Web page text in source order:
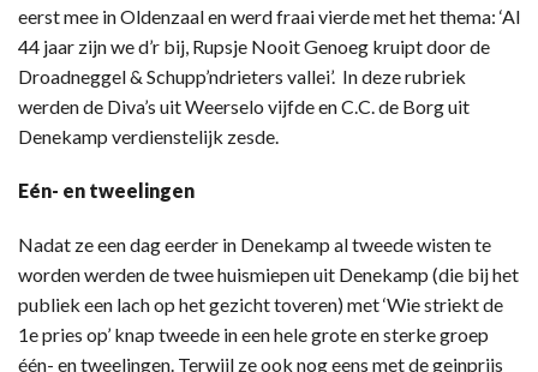
eerst mee in Oldenzaal en werd fraai vierde met het thema: ‘Al
44 jaar zijn we d’r bij, Rupsje Nooit Genoeg kruipt door de
Droadneggel & Schupp’ndrieters vallei’. In deze rubriek
werden de Diva’s uit Weerselo vijfde en C.C. de Borg uit
Denekamp verdienstelijk zesde.
Eén- en tweelingen
Nadat ze een dag eerder in Denekamp al tweede wisten te
worden werden de twee huismiepen uit Denekamp (die bij het
publiek een lach op het gezicht toveren) met ‘Wie striekt de
1e pries op’ knap tweede in een hele grote en sterke groep
één- en tweelingen. Terwijl ze ook nog eens met de geinprijs